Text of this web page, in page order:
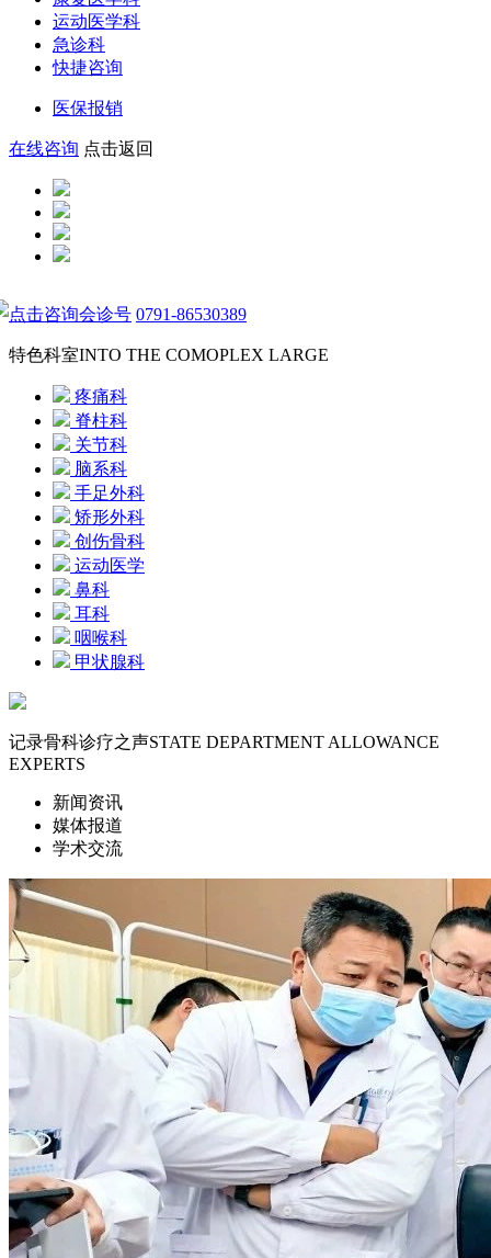
运动医学科
急诊科
快捷咨询
医保报销
在线咨询 点击返回
点击咨询会诊号 0791-86530389
特色科室INTO THE COMOPLEX LARGE
疼痛科
脊柱科
关节科
脑系科
手足外科
矫形外科
创伤骨科
运动医学
鼻科
耳科
咽喉科
甲状腺科
记录骨科诊疗之声STATE DEPARTMENT ALLOWANCE
EXPERTS
新闻资讯
媒体报道
学术交流